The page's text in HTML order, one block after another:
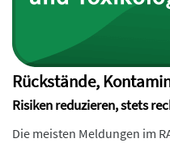
Rückstände,
Risiken reduzieren, stets
Die meisten Meldungen im